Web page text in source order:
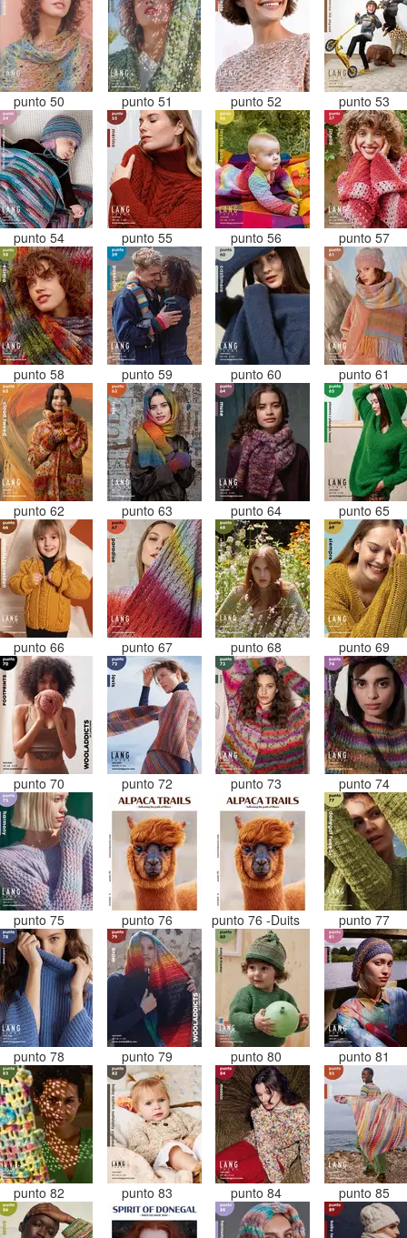
punto 50 punto 51 punto 52 punto 53
punto 54 punto 55 punto 56 punto 57
punto 58 punto 59 punto 60 punto 61
punto 62 punto 63 punto 64 punto 65
punto 66 punto 67 punto 68 punto 69
punto 70 punto 72 punto 73 punto 74
punto 75 punto 76 punto 76 -Duits punto 77
punto 78 punto 79 punto 80 punto 81
punto 82 punto 83 punto 84 punto 85